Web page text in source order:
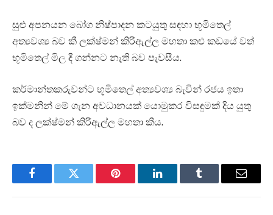
සුළු අපනයන බෝග නිෂ්පාදන කටයුතු සඳහා භූමිතෙල්
අත්‍යවශ්‍ය බව කී ලක්ෂ්මන් කිරිඇල්ල මහතා කළු කඩයේ වත්
භූමිතෙල් මිල දී ගන්නට නැති බව පැවසීය.
කර්මාන්තකරුවන්ට භූමිතෙල් අත්‍යවශ්‍ය බැවින් රජය ඉතා
ඉක්මනින් මේ ගැන අවධානයක් යොමුකර විසඳුමක් දිය යුතු
බව ද ලක්ෂ්මන් කිරිඇල්ල මහතා කීය.
FacebookTwitter Pinterest LinkedInTumblr Email